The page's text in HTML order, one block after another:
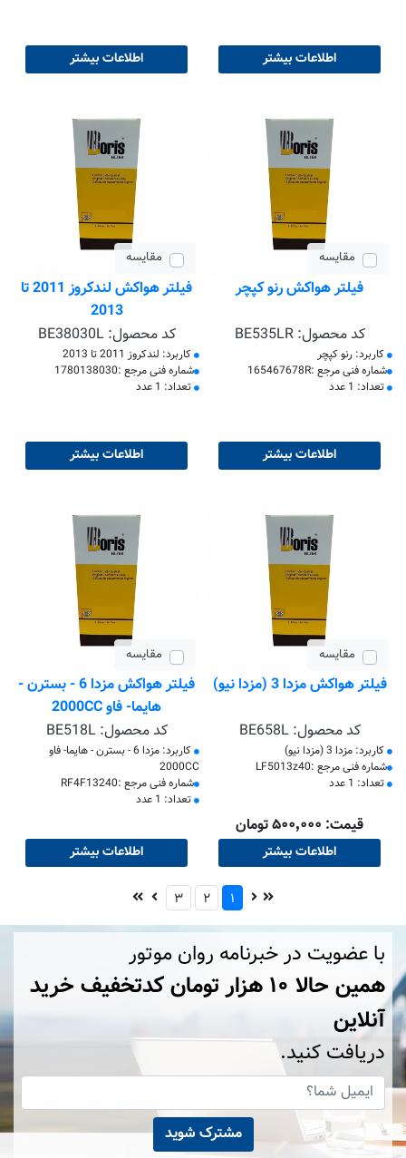
اطلاعات بیشتر اطلاعات بیشتر
مقایسه
فیلتر هواکش رنو کپچر
کد محصول:BE535LR
کاربرد: رنو کپچر
​شماره فنی مرجع :165467678R
تعداد: 1 عدد
اطلاعات بیشتر
مقایسه
فیلتر هواکش لندکروز 2011 تا
2013
کد محصول:BE38030L
کاربرد: لندکروز 2011 تا 2013
​شماره فنی مرجع :1780138030
تعداد: 1 عدد
اطلاعات بیشتر
مقایسه
فیلتر هواکش مزدا 3 (مزدا نیو)
کد محصول:BE658L
کاربرد: مزدا 3 (مزدا نیو)
​شماره فنی مرجع :LF5013z40
تعداد: 1 عدد
قیمت: ۵۰۰٬۰۰۰ تومان
اطلاعات بیشتر
مقایسه
فیلتر هواکش مزدا 6 - بسترن -
هایما- فاو 2000CC
کد محصول:BE518L
کاربرد: مزدا 6 - بسترن - هایما- فاو
2000CC
​شماره فنی مرجع :RF4F13240
تعداد: 1 عدد
اطلاعات بیشتر
۱ ۲ ۳
با عضویت در خبرنامه روان موتور
همین حالا ۱۰ هزار تومان کد‌تخفیف خرید
آنلاین
دریافت کنید.
مشترک شوید